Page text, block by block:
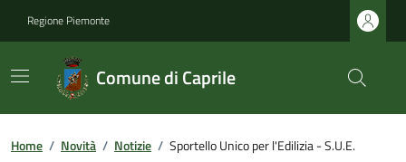
Regione Piemonte
Comune di Caprile
Home / Novità / Notizie / Sportello Unico per l'Edilizia - S.U.E.